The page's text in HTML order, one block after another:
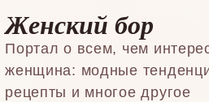
Женский бор
Портал о всем, чем
женщина: модные
рецепты и многое другое